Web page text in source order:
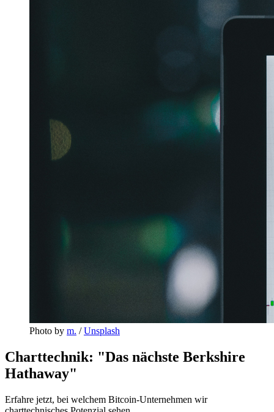
Photo by m. / Unsplash
Charttechnik: "Das nächste Berkshire
Hathaway"
Erfahre jetzt, bei welchem Bitcoin-Unternehmen wir